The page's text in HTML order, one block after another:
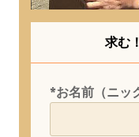
求む
*お名前（ニッ